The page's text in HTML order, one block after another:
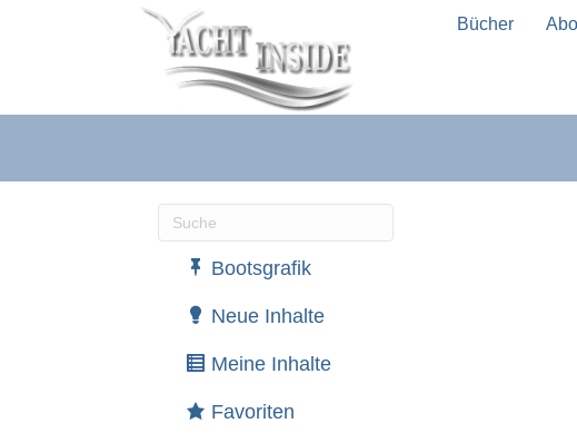
Bücher
Wenn die Ergebnisse der automatischen
Bootsgrafik
Neue Inhalte
Meine Inhalte
Favoriten